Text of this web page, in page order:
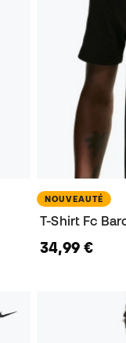
NOUVEAUTÉ
T-Shirt Fc
34,99 €